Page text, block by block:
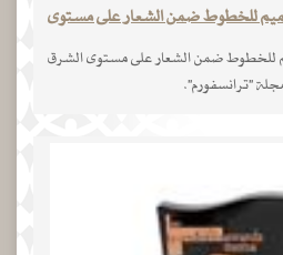
للخطوط ضمن الشعار على مستوى
للخطوط ضمن الشعار على مستوى الشرق